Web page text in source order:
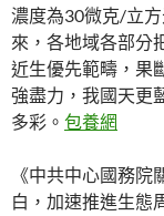
濃度為30微克/立
來，各地域各部分
近生優先範疇，果
強盡力，我國天更
多彩。 包養網
《中共中心國務
白，加速推進生態